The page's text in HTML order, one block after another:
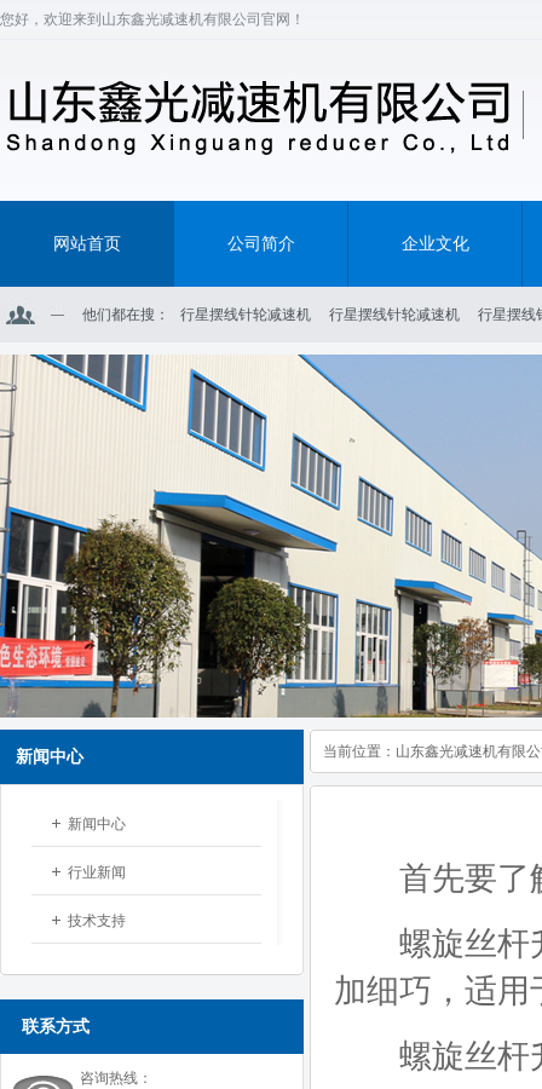
您好，欢迎来到山东鑫光减速机有限公司官网！
网站首页 公司简介 企业文化
他们都在搜： 行星摆线针轮减速机 行星摆线针轮减速机 行星摆线
新闻中心
新闻中心
行业新闻
技术支持
联系方式
咨询热线：
当前位置： 山东鑫光减速机有限
首先要了解
螺旋丝杆升
加细巧，适用
螺旋丝杆升